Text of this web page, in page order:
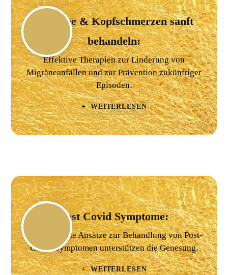
Migräne & Kopfschmerzen sanft
behandeln:
Effektive Therapien zur Linderung von
Migräneanfällen und zur Prävention zukünftiger
Episoden.
+ WEITERLESEN
Post Covid Symptome:
Ganzheitliche Ansätze zur Behandlung von Post-
Covid-Symptomen unterstützen die Genesung.
+ WEITERLESEN